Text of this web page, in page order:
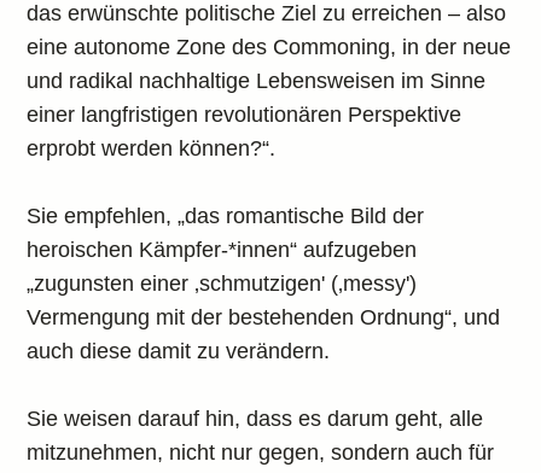
das erwünschte politische Ziel zu erreichen – also
eine autonome Zone des Commoning, in der neue
und radikal nachhaltige Lebensweisen im Sinne
einer langfristigen revolutionären Perspektive
erprobt werden können?“.
Sie empfehlen, „das romantische Bild der
heroischen Kämpfer-*innen“ aufzugeben
„zugunsten einer ‚schmutzigen' (‚messy')
Vermengung mit der bestehenden Ordnung“, und
auch diese damit zu verändern.
Sie weisen darauf hin, dass es darum geht, alle
mitzunehmen, nicht nur gegen, sondern auch für